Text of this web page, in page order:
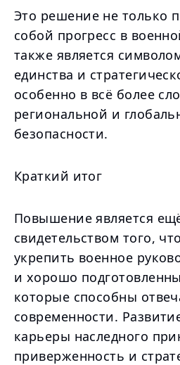
Это решение не только
собой прогресс в
также является
единства и
особенно в всё более
региональной и
безопасности.
Краткий итог
Повышение является
свидетельством того,
укрепить военное
и хорошо
которые способны
современности.
карьеры наследного
приверженность и